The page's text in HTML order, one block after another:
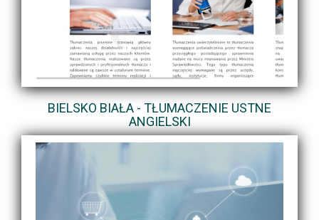
BIELSKO BIAŁA - TŁUMACZENIE USTNE
ANGIELSKI